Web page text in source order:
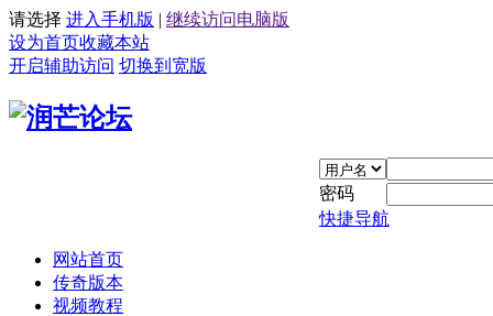
请选择 进入手机版 | 继续访问电脑版
设为首页收藏本站
开启辅助访问 切换到宽版
密码
快捷导航
网站首页
传奇版本
视频教程